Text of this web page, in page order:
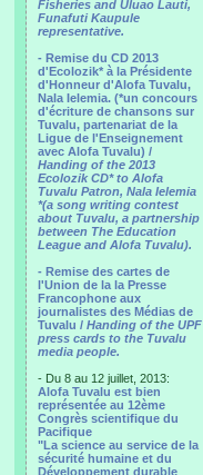
Fisheries and Uluao Lauti,
Funafuti Kaupule
representative.
- Remise du CD 2013
d'Ecolozik* à la Présidente
d'Honneur d'Alofa Tuvalu,
Nala Ielemia. (*un concours
d'écriture de chansons sur
Tuvalu, partenariat de la
Ligue de l'Enseignement
avec Alofa Tuvalu) /
Handing of the 2013
Ecolozik CD* to Alofa
Tuvalu Patron, Nala Ielemia
*(a song writing contest
about Tuvalu, a partnership
between The Education
League and Alofa Tuvalu).
- Remise des cartes de
l'Union de la la Presse
Francophone aux
journalistes des Médias de
Tuvalu / Handing of the UPF
press cards to the Tuvalu
media people.
- Du 8 au 12 juillet, 2013:
Alofa Tuvalu est bien
représentée au 12ème
Congrès scientifique du
Pacifique
"La science au service de la
sécurité humaine et du
Développement durable